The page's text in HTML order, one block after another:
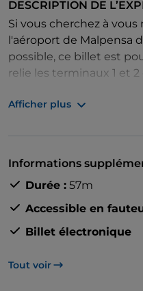
DESCRIPTION DE
Si vous cherchez à
l'aéroport de Malpensa
possible, ce billet est
relie les terminaux 1 et
circulation locale ou de
transport en commun
réserver votre billet
de rendre votre voyage
Afficher plus
Informations
Durée : 57m
Accessible en
Billet électronique
Tout voir